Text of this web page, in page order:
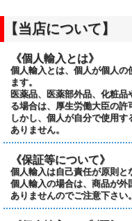
【当店について】
《個人輸入とは》
個人輸入とは、個人が個人
ます。
医薬品、医薬部外品、化粧
る場合は、厚生労働大臣の許
しかし、個人が自分で使用
ありません。
《保証等について》
個人輸入は自己責任が原則と
個人輸入の場合は、商品が
ありませんのでご注意下さい。